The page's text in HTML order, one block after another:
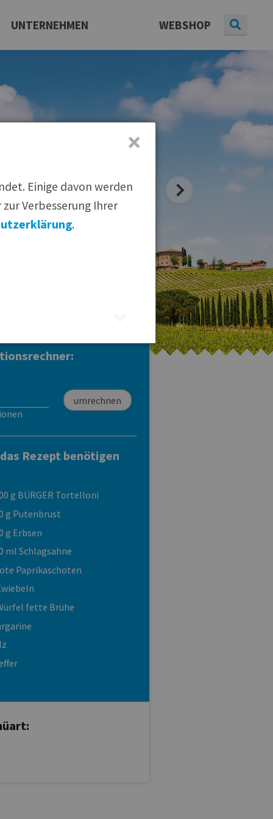
UNTERNEHMEN WEBSHOP
Presse
Karriere
| Newsletter
Tortellini Tricolore
Carne di Manzo
Rezept benötigen
g BÜRGER Tortelloni
g Putenbrust
g Erbsen
ml Schlagsahne
Paprikaschoten
fette Brühe
Einige davon werden
Verbesserung Ihrer
.
×